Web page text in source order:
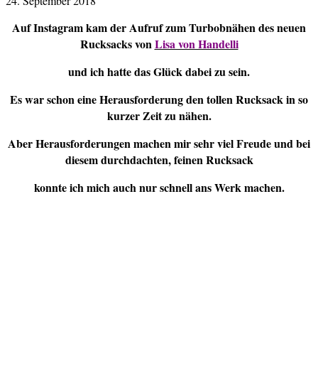
Auf Instagram kam der Aufruf zum Turbobnähen des neuen
Rucksacks vonLisa von Handelli
und ich hatte das Glück dabei zu sein.
Es war schon eine Herausforderung den tollen Rucksack in so
kurzer Zeit zu nähen.
Aber Herausforderungen machen mir sehr viel Freude und bei
diesem durchdachten, feinen Rucksack
konnte ich mich auch nur schnell ans Werk machen.